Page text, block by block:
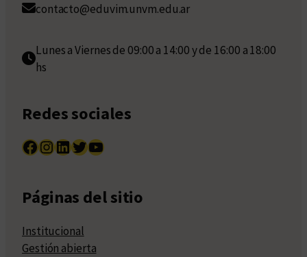
contacto@eduvim.unvm.edu.ar
Lunes a Viernes de 09:00 a 14:00 y de 16:00 a 18:00
hs
Redes sociales
Facebook InstagramLinkedIn Twitter YouTube
Páginas del sitio
Institucional
Gestión abierta